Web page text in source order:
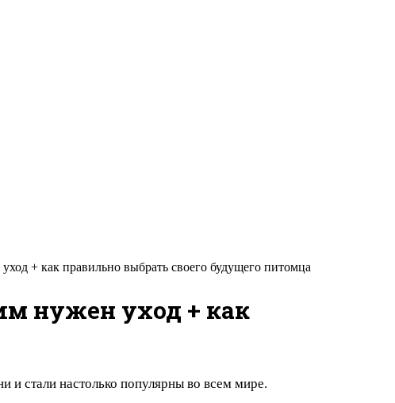
+ как правильно выбрать своего будущего питомца
нужен уход + как
и стали настолько популярны во всем мире.